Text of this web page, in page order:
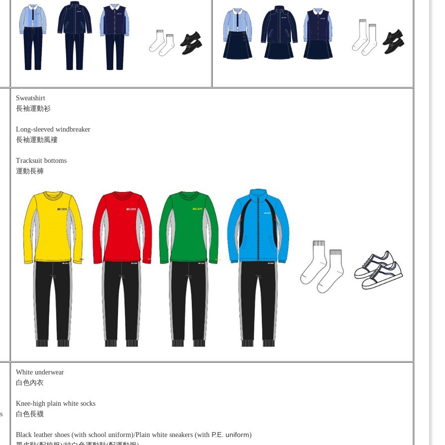
Sweatshirt
長袖運動衫
Long-sleeved windbreaker
長袖運動風褸
Tracksuit bottoms
運動長褲
White underwear
白色內衣
Knee-high plain white socks
白色長襪
Black leather shoes (with school uniform)/Plain white sneakers (with P.E. uniform)